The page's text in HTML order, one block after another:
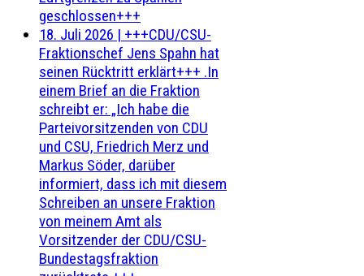
geschlossen+++
18. Juli 2026 | +++CDU/CSU-
Fraktionschef Jens Spahn hat
seinen Rücktritt erklärt+++ .In
einem Brief an die Fraktion
schreibt er: „Ich habe die
Parteivorsitzenden von CDU
und CSU, Friedrich Merz und
Markus Söder, darüber
informiert, dass ich mit diesem
Schreiben an unsere Fraktion
von meinem Amt als
Vorsitzender der CDU/CSU-
Bundestagsfraktion